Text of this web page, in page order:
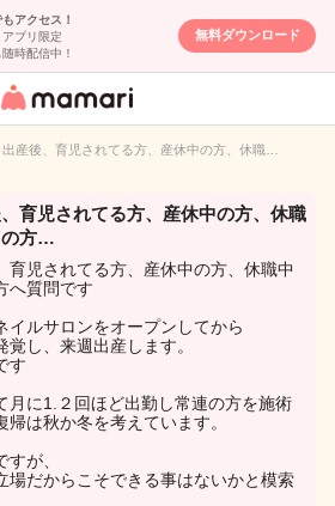
アクセス！
プリ限定
時配信中！
無料ダウンロード
女性専用匿名QA
イト
産後、育児されてる方、産休中の方、休職…
育児されてる方、産休中の方、休職
の方…
育児されてる方、産休中の方、休職中
へ質問です
イルサロンをオープンしてから
し、来週出産します。
す
月に1.２回ほど出勤し常連の方を施術
帰は秋か冬を考えています。
が、
場だからこそできる事はないかと模索